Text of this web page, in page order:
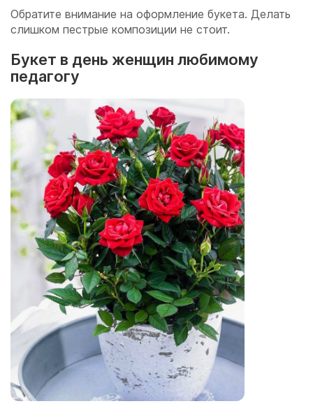
Обратите внимание на оформление букета. Делать
слишком пестрые композиции не стоит.
Букет в день женщин любимому
педагогу